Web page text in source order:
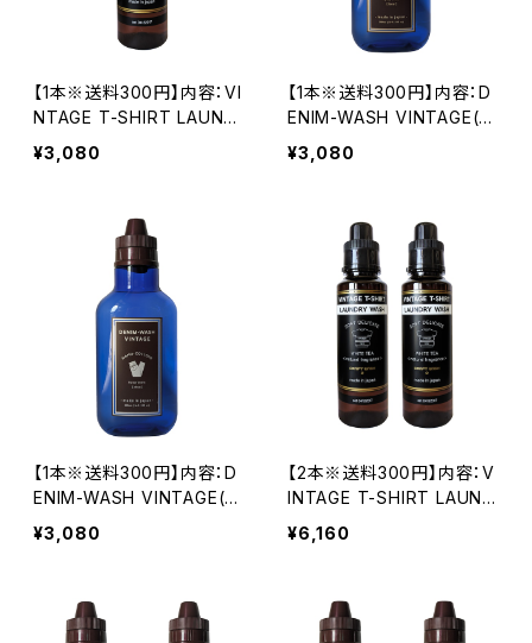
【1本※送料300円】内容：VI
NTAGE T-SHIRT LAUND
RY WASH/1本
¥3,080
【1本※送料300円】内容：D
ENIM-WASH VINTAGE(G
OLD※フローラル)/1本
¥3,080
【1本※送料300円】内容：D
ENIM-WASH VINTAGE(SI
LVER※シトラス)/1本
¥3,080
【2本※送料300円】内容：V
INTAGE T-SHIRT LAUND
RY WASH/2本
¥6,160